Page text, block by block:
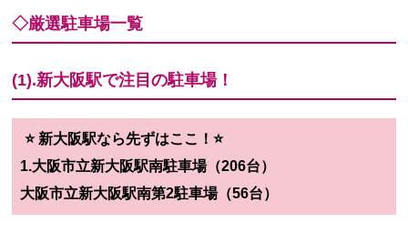
◇厳選駐車場一覧
(1).新大阪駅で注目の駐車場！
⭐️ 新大阪駅なら先ずはここ！⭐️
1.大阪市立新大阪駅南駐車場（206台）
大阪市立新大阪駅南第2駐車場（56台）